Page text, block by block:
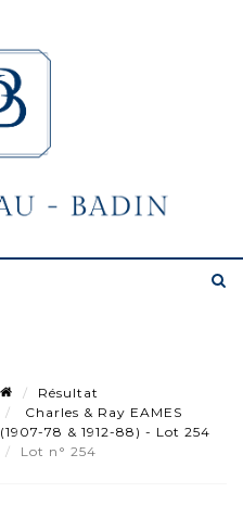
Résultat
Charles & Ray EAMES
(1907-78 & 1912-88) - Lot 254
Lot n° 254